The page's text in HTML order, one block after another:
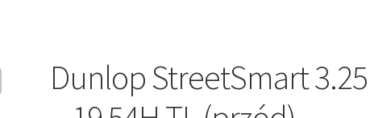
Dunlop StreetSmart 3.25